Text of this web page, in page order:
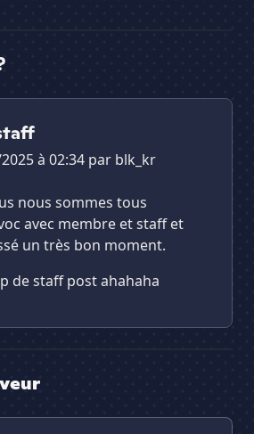
à 02:34 par blk_kr
nous sommes tous
avec membre et staff et
un très bon moment.
de staff post ahahaha